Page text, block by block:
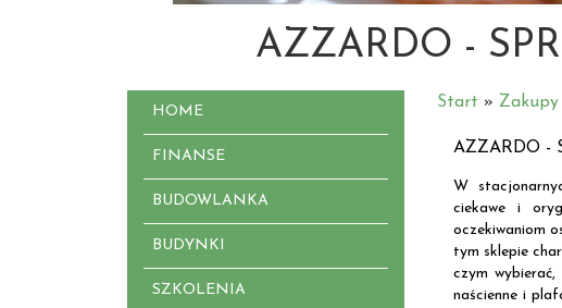
AZZARDO -
HOME
FINANSE
BUDOWLANKA
BUDYNKI
SZKOLENIA
Start » Zakupy
AZZARDO -
W
ciekawe i
oczekiwaniom
tym sklepie
czym
naścienne i